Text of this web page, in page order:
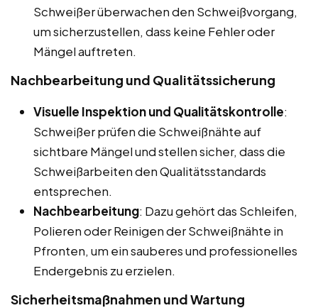
Schweißer überwachen den Schweißvorgang,
um sicherzustellen, dass keine Fehler oder
Mängel auftreten.
Nachbearbeitung und Qualitätssicherung
Visuelle Inspektion und Qualitätskontrolle:
Schweißer prüfen die Schweißnähte auf
sichtbare Mängel und stellen sicher, dass die
Schweißarbeiten den Qualitätsstandards
entsprechen.
Nachbearbeitung: Dazu gehört das Schleifen,
Polieren oder Reinigen der Schweißnähte in
Pfronten, um ein sauberes und professionelles
Endergebnis zu erzielen.
Sicherheitsmaßnahmen und Wartung